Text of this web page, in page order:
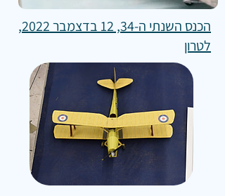
הכנס השנתי ה-34, 12 בדצמבר 2022,
לטרון